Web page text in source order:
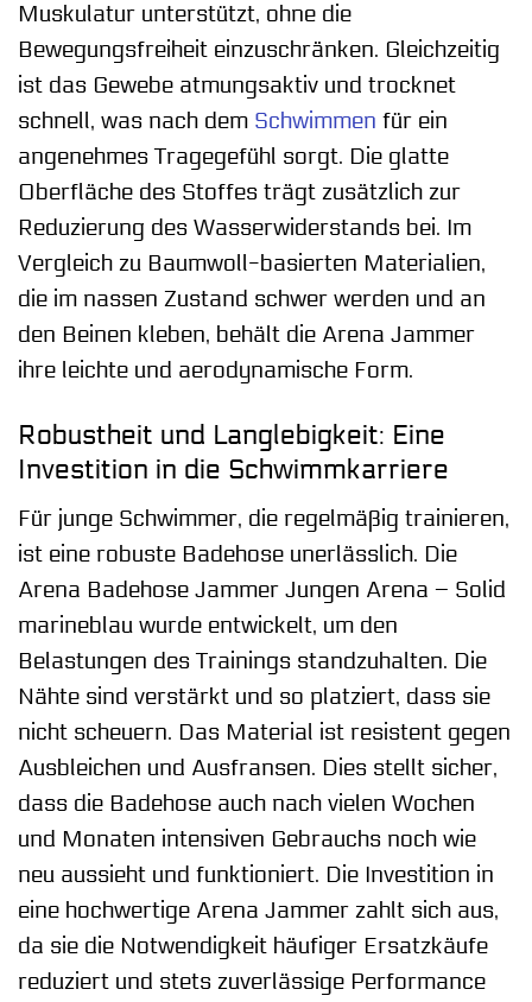
Muskulatur unterstützt, ohne die
Bewegungsfreiheit einzuschränken. Gleichzeitig
ist das Gewebe atmungsaktiv und trocknet
schnell, was nach dem Schwimmen für ein
angenehmes Tragegefühl sorgt. Die glatte
Oberfläche des Stoffes trägt zusätzlich zur
Reduzierung des Wasserwiderstands bei. Im
Vergleich zu Baumwoll-basierten Materialien,
die im nassen Zustand schwer werden und an
den Beinen kleben, behält die Arena Jammer
ihre leichte und aerodynamische Form.
Robustheit und Langlebigkeit: Eine
Investition in die Schwimmkarriere
Für junge Schwimmer, die regelmäßig trainieren,
ist eine robuste Badehose unerlässlich. Die
Arena Badehose Jammer Jungen Arena – Solid
marineblau wurde entwickelt, um den
Belastungen des Trainings standzuhalten. Die
Nähte sind verstärkt und so platziert, dass sie
nicht scheuern. Das Material ist resistent gegen
Ausbleichen und Ausfransen. Dies stellt sicher,
dass die Badehose auch nach vielen Wochen
und Monaten intensiven Gebrauchs noch wie
neu aussieht und funktioniert. Die Investition in
eine hochwertige Arena Jammer zahlt sich aus,
da sie die Notwendigkeit häufiger Ersatzkäufe
reduziert und stets zuverlässige Performance